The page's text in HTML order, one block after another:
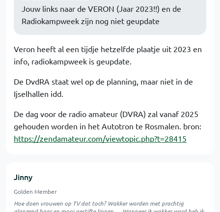
Jouw links naar de VERON (Jaar 2023!!) en de
Radiokampweek zijn nog niet geupdate
Veron heeft al een tijdje hetzelfde plaatje uit 2023 en
info, radiokampweek is geupdate.
De DvdRA staat wel op de planning, maar niet in de
Ijselhallen idd.
De dag voor de radio amateur (DVRA) zal vanaf 2025
gehouden worden in het Autotron te Rosmalen. bron:
https://zendamateur.com/viewtopic.php?t=28415
Jinny
Golden Member
Hoe doen vrouwen op TV dat toch? Wakker worden met prachtig